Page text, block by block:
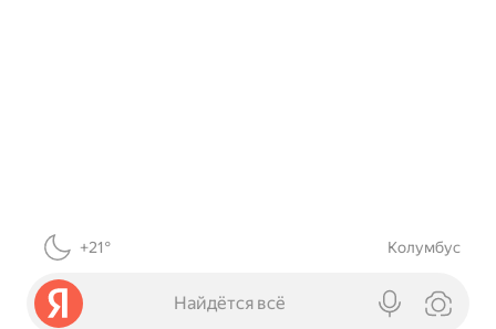
+21° Колумбус
Найдётся всё